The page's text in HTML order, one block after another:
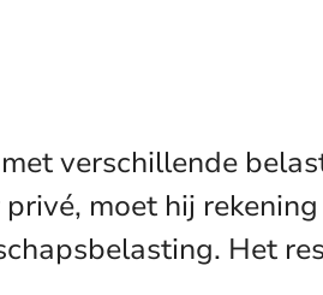
verschillende
moet hij
Het